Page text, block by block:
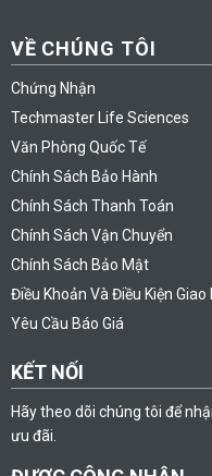
VỀ CHÚNG TÔI
Chứng Nhận
Techmaster Life Sciences
Văn Phòng Quốc Tế
Chính Sách Bảo Hành
Chính Sách Thanh Toán
Chính Sách Vận Chuyển
Chính Sách Bảo Mật
Điều Khoản Và Điều Kiện Giao
Yêu Cầu Báo Giá
KẾT NỐI
Hãy theo dõi chúng tôi để
ưu đãi.